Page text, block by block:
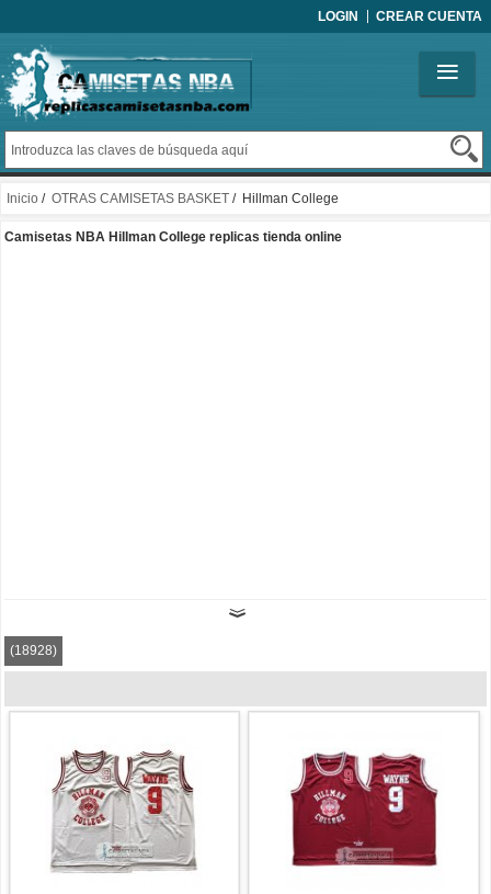
LOGIN CREAR CUENTA
Inicio / OTRAS CAMISETAS BASKET / Hillman College
Camisetas NBA Hillman College replicas tienda online
(18928)